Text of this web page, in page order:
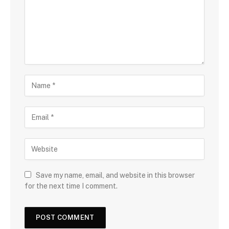
Save my name, email, and website in this browser
for the next time I comment.